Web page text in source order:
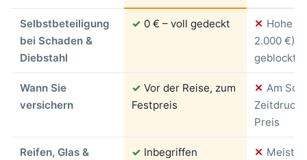
Selbstbeteiligung
bei Schaden &
Diebstahl
✓ 0 € – voll gedeckt ✕ Hohe
2.000 €),
geblockt
Wann Sie
versichern
✓ Vor der Reise, zum
Festpreis
✕ Am
Preis
Reifen, Glas &
✓ Inbegriffen ✕ Meist